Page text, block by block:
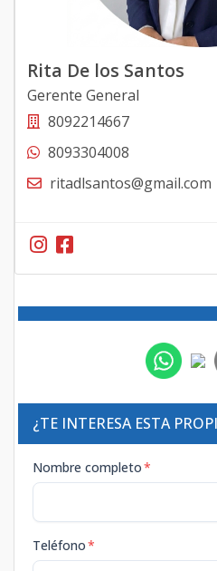
Rita De los Santos
Gerente General
8092214667
8093304008
ritadlsantos@gmail.com
¿TE INTERESA ESTA
Nombre completo*
Teléfono*